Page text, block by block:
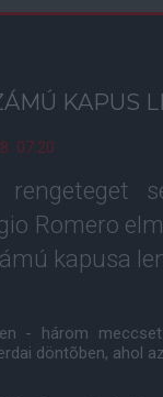
KAPUS
07:20
Romero
kapusa
- három
döntõben, ahol